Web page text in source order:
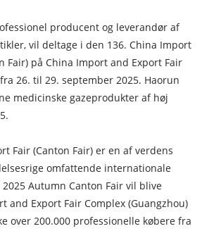
producent og leverandør af
vil deltage i den 136. China Import
Fair) på China Import and Export Fair
26. til 29. september 2025. Haorun
medicinske gazeprodukter af høj
Fair (Canton Fair) er en af ​​verdens
omfattende internationale
Autumn Canton Fair vil blive
and Export Fair Complex (Guangzhou)
over 200.000 professionelle købere fra